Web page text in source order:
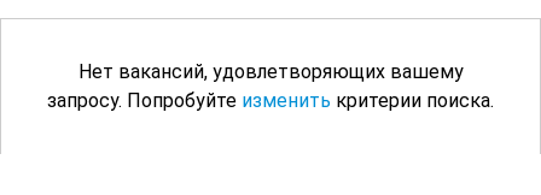
Нет вакансий, удовлетворяющих вашему
запросу. Попробуйте изменить критерии поиска.